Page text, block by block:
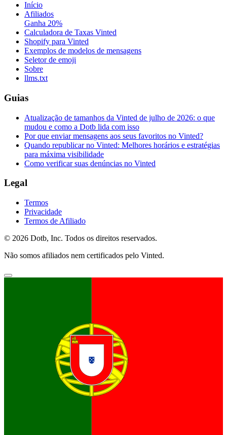
Início
Afiliados
Ganha 20%
Calculadora de Taxas Vinted
Shopify para Vinted
Exemplos de modelos de mensagens
Seletor de emoji
Sobre
llms.txt
Guias
Atualização de tamanhos da Vinted de julho de 2026: o que
mudou e como a Dotb lida com isso
Por que enviar mensagens aos seus favoritos no Vinted?
Quando republicar no Vinted: Melhores horários e estratégias
para máxima visibilidade
Como verificar suas denúncias no Vinted
Legal
Termos
Privacidade
Termos de Afiliado
© 2026 Dotb, Inc. Todos os direitos reservados.
Não somos afiliados nem certificados pelo Vinted.